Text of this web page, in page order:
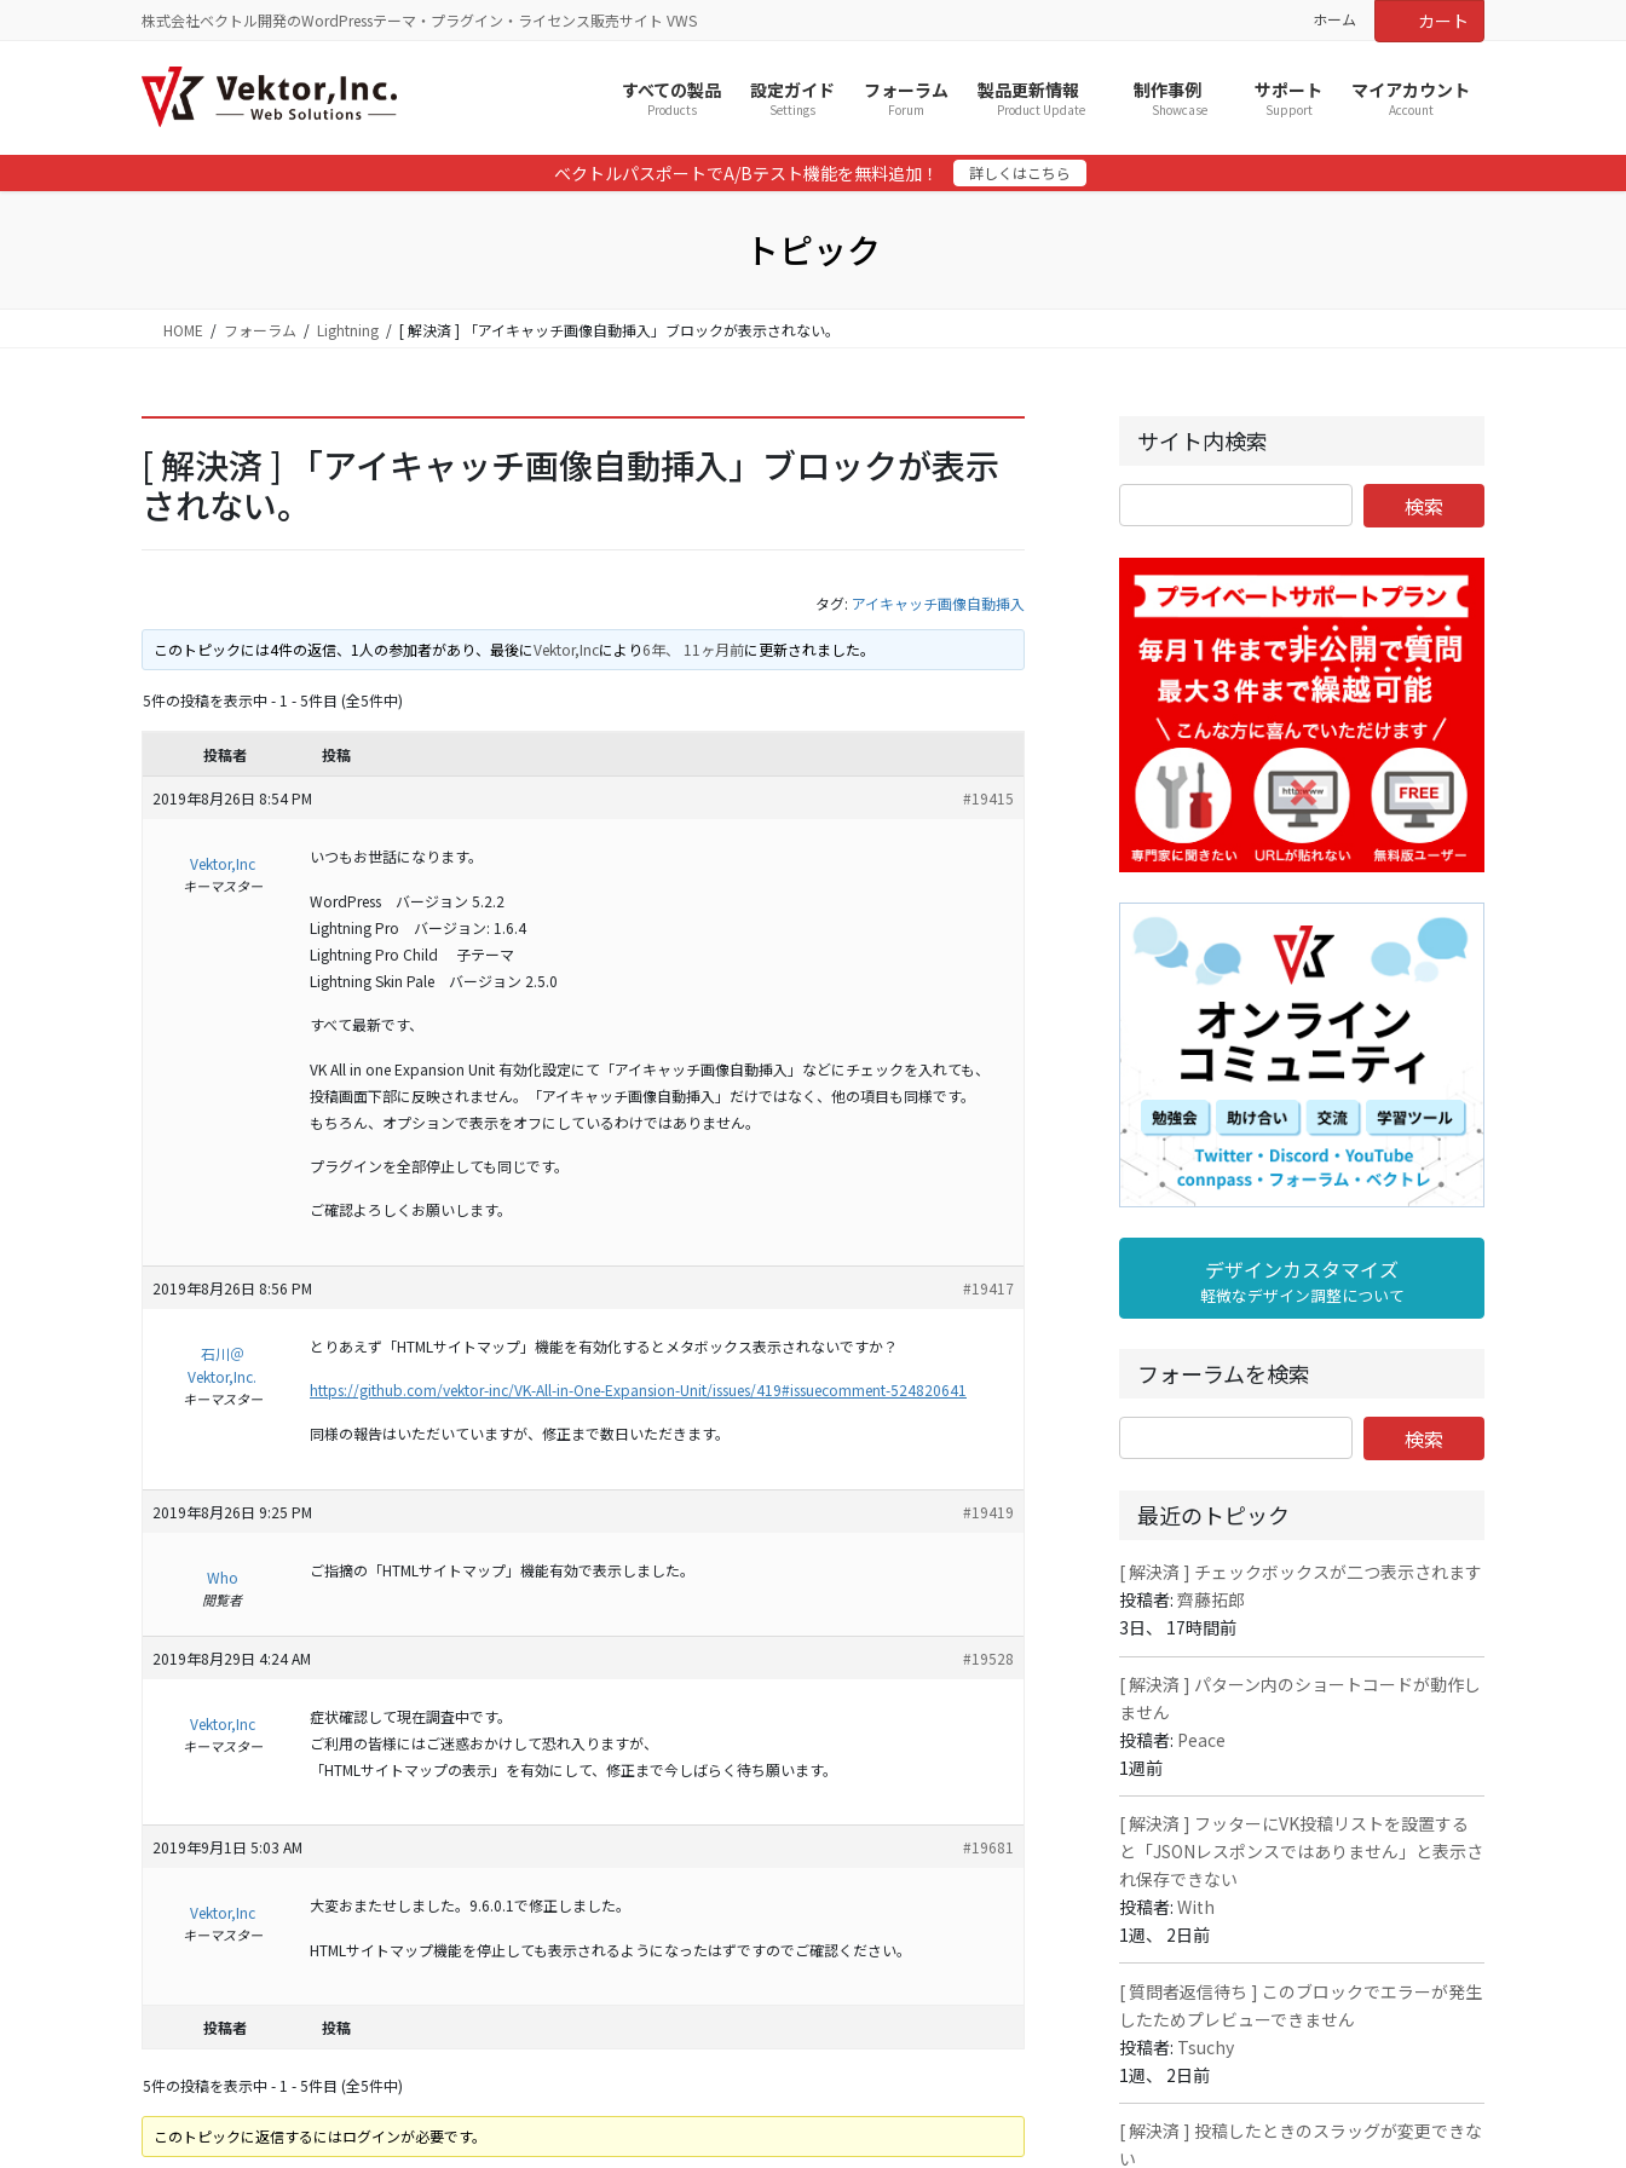
に
移
ョ
ン
株式会社ベクトル開発のWordPressテーマ・プラグイン・ライセンス販売サイト VWS ホーム カート
すべての製品
Products
設定ガイド
Settings
フォーラム
Forum
製品更新情報
Product Update
制作事例
Showcase
サポート
Support
マイアカウント
Account
ベクトルパスポートでA/Bテスト機能を無料追加！ 詳しくはこちら
トピック
HOME フォーラム Lightning [ 解決済 ] 「アイキャッチ画像自動挿入」ブロックが表示されない。
[ 解決済 ] 「アイキャッチ画像自動挿入」ブロックが表示
されない。
タグ: アイキャッチ画像自動挿入
このトピックには4件の返信、1人の参加者があり、最後にVektor,Incにより6年、 11ヶ月前に更新されました。
5件の投稿を表示中 - 1 - 5件目 (全5件中)
投稿者 投稿
2019年8月26日 8:54 PM #19415
Vektor,Inc
キーマスター
いつもお世話になります。
WordPress バージョン 5.2.2
Lightning Pro バージョン: 1.6.4
Lightning Pro Child 子テーマ
Lightning Skin Pale バージョン 2.5.0
すべて最新です、
VK All in one Expansion Unit 有効化設定にて「アイキャッチ画像自動挿入」などにチェックを入れても、
投稿画面下部に反映されません。「アイキャッチ画像自動挿入」だけではなく、他の項目も同様です。
もちろん、オプションで表示をオフにしているわけではありません。
プラグインを全部停止しても同じです。
ご確認よろしくお願いします。
2019年8月26日 8:56 PM #19417
石川＠
Vektor,Inc.
キーマスター
とりあえず「HTMLサイトマップ」機能を有効化するとメタボックス表示されないですか？
https://github.com/vektor-inc/VK-All-in-One-Expansion-Unit/issues/419#issuecomment-524820641
同様の報告はいただいていますが、修正まで数日いただきます。
2019年8月26日 9:25 PM #19419
Who
閲覧者
ご指摘の「HTMLサイトマップ」機能有効で表示しました。
2019年8月29日 4:24 AM #19528
Vektor,Inc
キーマスター
症状確認して現在調査中です。
ご利用の皆様にはご迷惑おかけして恐れ入りますが、
「HTMLサイトマップの表示」を有効にして、修正まで今しばらく待ち願います。
2019年9月1日 5:03 AM #19681
Vektor,Inc
キーマスター
大変おまたせしました。9.6.0.1で修正しました。
HTMLサイトマップ機能を停止しても表示されるようになったはずですのでご確認ください。
投稿者 投稿
5件の投稿を表示中 - 1 - 5件目 (全5件中)
このトピックに返信するにはログインが必要です。
サイト内検索
デザインカスタマイズ
軽微なデザイン調整について
フォーラムを検索
最近のトピック
[ 解決済 ] チェックボックスが二つ表示されます
投稿者:齊藤拓郎
3日、 17時間前
[ 解決済 ] パターン内のショートコードが動作し
ません
投稿者: Peace
1週前
[ 解決済 ] フッターにVK投稿リストを設置する
と「JSONレスポンスではありません」と表示さ
れ保存できない
投稿者:With
1週、 2日前
[ 質問者返信待ち ] このブロックでエラーが発生
したためプレビューできません
投稿者: Tsuchy
1週、 2日前
[ 解決済 ] 投稿したときのスラッグが変更できな
い